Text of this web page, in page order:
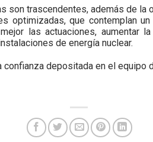
son trascendentes, además de la
optimizadas, que contemplan
las actuaciones, aumentar
de energía nuclear.
confianza depositada en el equipo